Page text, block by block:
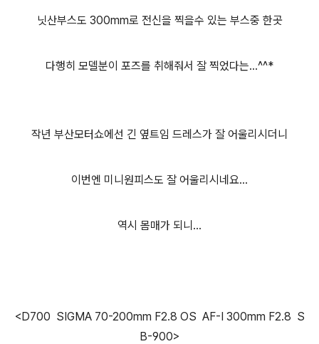
닛산부스도 300mm로 전신을 찍을수 있는 부스중 한곳
다행히 모델분이 포즈를 취해줘서 잘 찍었다는...^^*
작년 부산모터쇼에선 긴 옆트임 드레스가 잘 어울리시더니
이번엔 미니원피스도 잘 어울리시네요...
역시 몸매가 되니...
<D700 SIGMA 70-200mm F2.8 OS AF-I 300mm F2.8 S
B-900>